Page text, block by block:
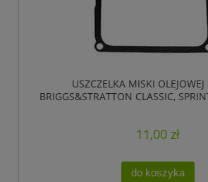
USZCZELKA MISKI
BRIGGS&STRATTON CLASSIC,
11,00 zł
do koszyka